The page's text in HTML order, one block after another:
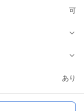
可
あり